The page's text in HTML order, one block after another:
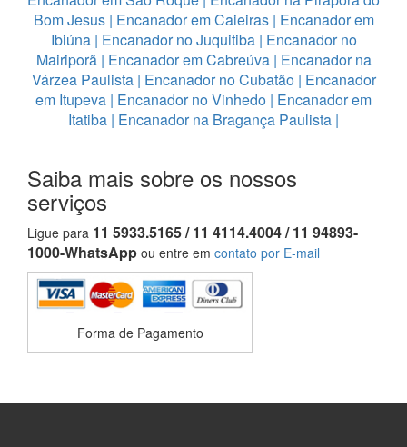
Bom Jesus| Encanador em Caieiras| Encanador em
Ibiúna| Encanador no Juquitiba| Encanador no
Mairiporã| Encanador em Cabreúva| Encanador na
Várzea Paulista| Encanador no Cubatão| Encanador
em Itupeva | Encanador no Vinhedo | Encanador em
Itatiba | Encanador na Bragança Paulista |
Saiba mais sobre os nossos
serviços
Ligue para 11 5933.5165 / 11 4114.4004 / 11 94893-
1000-WhatsApp ou entre em contato por E-mail
Forma de Pagamento